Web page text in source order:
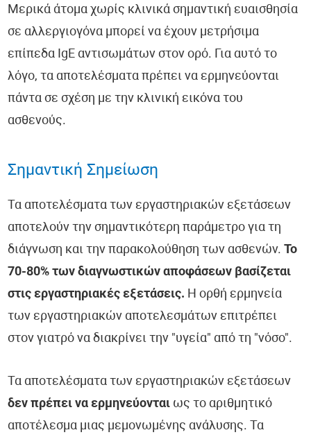
Μερικά άτομα χωρίς κλινικά σημαντική ευαισθησία
σε αλλεργιογόνα μπορεί να έχουν μετρήσιμα
επίπεδα IgE αντισωμάτων στον ορό. Για αυτό το
λόγο, τα αποτελέσματα πρέπει να ερμηνεύονται
πάντα σε σχέση με την κλινική εικόνα του
ασθενούς.
Σημαντική Σημείωση
Τα αποτελέσματα των εργαστηριακών εξετάσεων
αποτελούν την σημαντικότερη παράμετρο για τη
διάγνωση και την παρακολούθηση των ασθενών.Το
70-80% των διαγνωστικών αποφάσεων βασίζεται
στις εργαστηριακές εξετάσεις. Η ορθή ερμηνεία
των εργαστηριακών αποτελεσμάτων επιτρέπει
στον γιατρό να διακρίνει την "υγεία" από τη "νόσο".
Τα αποτελέσματα των εργαστηριακών εξετάσεων
δεν πρέπει να ερμηνεύονται ως το αριθμητικό
αποτέλεσμα μιας μεμονωμένης ανάλυσης. Τα